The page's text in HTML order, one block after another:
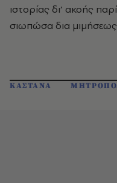
ιστορίας δι’ ακοής
σιωπώσα δια μιμήσεως
ΚΑΣΤΑΝΑ